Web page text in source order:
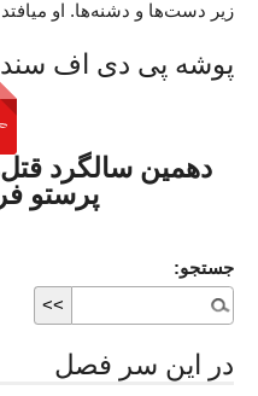
زیر دست‌ها و دشنه‌ها. او
پوشه پی دی اف سند
پرستو
جستجو:
در اين سر فصل